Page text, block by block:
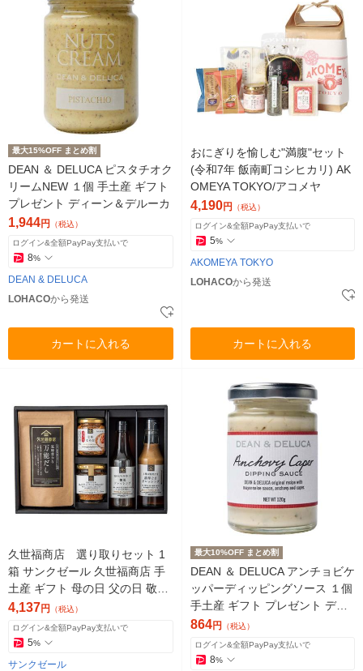
最大15%OFF まとめ割
DEAN ＆ DELUCA ピスタチオク
リームNEW １個 手土産 ギフト
プレゼント ディーン＆デルーカ
1,944円 （税込）
ログイン&全額PayPay支払いで
8%
DEAN & DELUCA
LOHACOから発送
カートに入れる
おにぎりを愉しむ"満腹"セット
(令和7年 飯南町コシヒカリ) AK
OMEYA TOKYO/アコメヤ
4,190円 （税込）
ログイン&全額PayPay支払いで
5%
AKOMEYA TOKYO
LOHACOから発送
カートに入れる
久世福商店 選り取りセット 1
箱 サンクゼール 久世福商店 手
土産 ギフト 母の日 父の日 敬老
の日 調味料
4,137円 （税込）
ログイン&全額PayPay支払いで
5%
サンクゼール
最大10%OFF まとめ割
DEAN ＆ DELUCA アンチョビケ
ッパーディッピングソース １個
手土産 ギフト プレゼント ディ
ーン＆デルーカ
864円 （税込）
ログイン&全額PayPay支払いで
8%